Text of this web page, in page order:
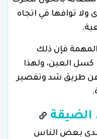
توافها في اتجاه
فإن ذلك
العين، ولهذا
عن طريق شد وتقصير
الضيقة
لدى بعض الناس